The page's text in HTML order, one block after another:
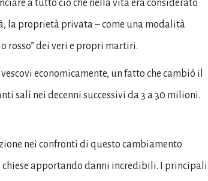
a tutto ciò che nella vita era considerato
la proprietà privata – come una modalità
rosso” dei veri e propri martiri.
economicamente, un fatto che cambiò il
salì nei decenni successivi da 3 a 30 milioni.
nei confronti di questo cambiamento
chiese apportando danni incredibili. I principali